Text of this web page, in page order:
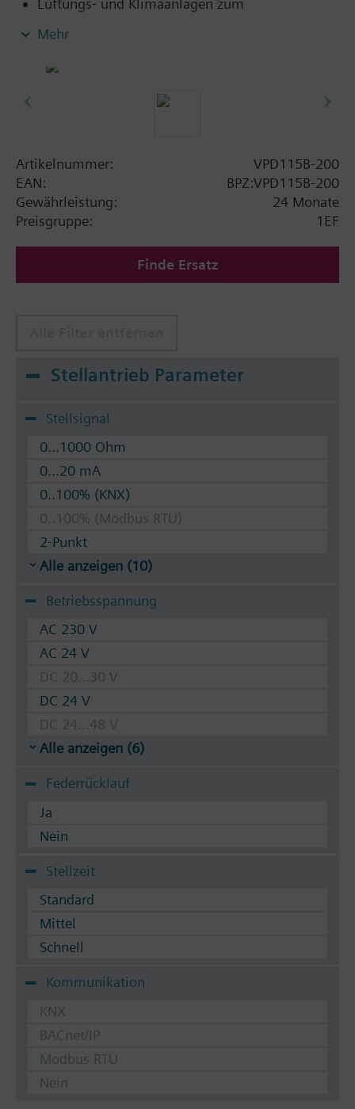
Lüftungs- und Klimaanlagen zum
hydraulischen Abgleich von
Wärmetauschern für Heizen und Kühlen
usw.
geschlossene Kreisläufe
Zusatzinformation
Zulässige Medien: Wasser (nach VDI 2035), Wasser
mit Frostschutz.
Die Ventile können mit den Siemens Stellantrieben
SSA../STA.. oder thermostatischen Stellantrieben
Mehr
Artikelnummer:
VPD115B-200
EAN:
BPZ:VPD115B-200
Gewährleistung:
24 Monate
Preisgruppe:
1EF
Finde Ersatz
Stellantrieb Parameter
Stellsignal
0...1000 Ohm
0...20 mA
0..100% (KNX)
0..100% (Modbus RTU)
2-Punkt
Alle anzeigen (10)
Betriebsspannung
AC 230 V
AC 24 V
DC 20...30 V
DC 24 V
DC 24...48 V
Alle anzeigen (6)
Federrücklauf
Ja
Nein
Stellzeit
Standard
Mittel
Schnell
Kommunikation
KNX
BACnet/IP
Modbus RTU
Nein